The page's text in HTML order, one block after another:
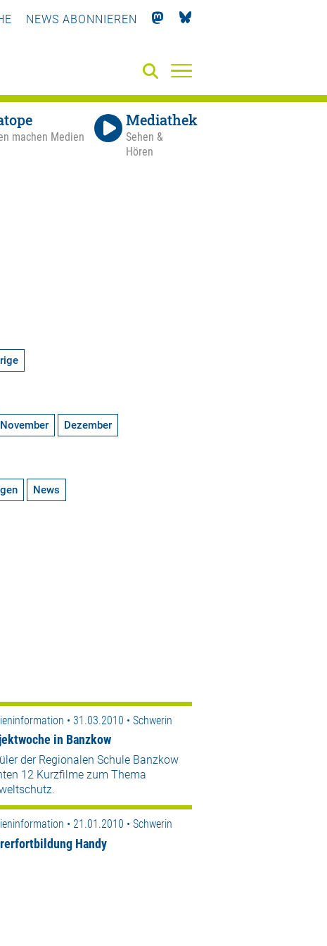
NEWS ABONNIEREN
machen Medien
Mediathek
Sehen &
Hören
November Dezember
News
• 31.03.2010 • Schwerin
in Banzkow
der Regionalen Schule Banzkow
12 Kurzfilme zum Thema
• 21.01.2010 • Schwerin
Handy